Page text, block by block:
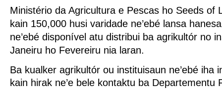
Ministério da Agricultura e Pescas ho Seeds of
kain 150,000 husi varidade ne’ebé lansa
ne’ebé disponível atu distribui ba agrikultór no
Janeiru ho Fevereiru nia laran.
Ba kualker agrikultór ou instituisaun ne’ebé iha
kain hirak ne’e bele kontaktu ba Departementu